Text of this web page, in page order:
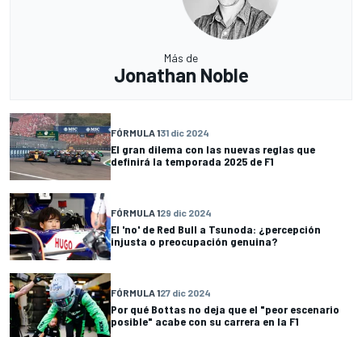
Más de
Jonathan Noble
FÓRMULA 131 dic 2024
El gran dilema con las nuevas reglas que
definirá la temporada 2025 de F1
FÓRMULA 129 dic 2024
El 'no' de Red Bull a Tsunoda: ¿percepción
injusta o preocupación genuina?
FÓRMULA 127 dic 2024
Por qué Bottas no deja que el "peor escenario
posible" acabe con su carrera en la F1